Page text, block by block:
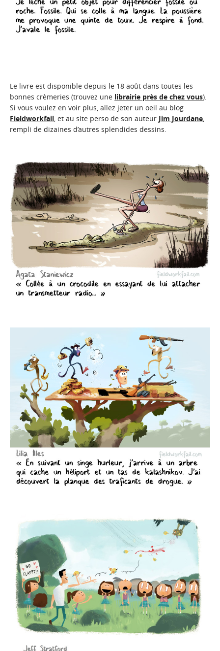
Le livre est disponible depuis le 18 août dans toutes les
bonnes crèmeries (trouvez une librairie près de chez vous).
Si vous voulez en voir plus, allez jeter un oeil au blog
Fieldworkfail, et au site perso de son auteur Jim Jourdane,
rempli de dizaines d’autres splendides dessins.